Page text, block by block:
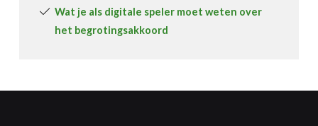
Wat je als digitale speler moet weten over
het begrotingsakkoord